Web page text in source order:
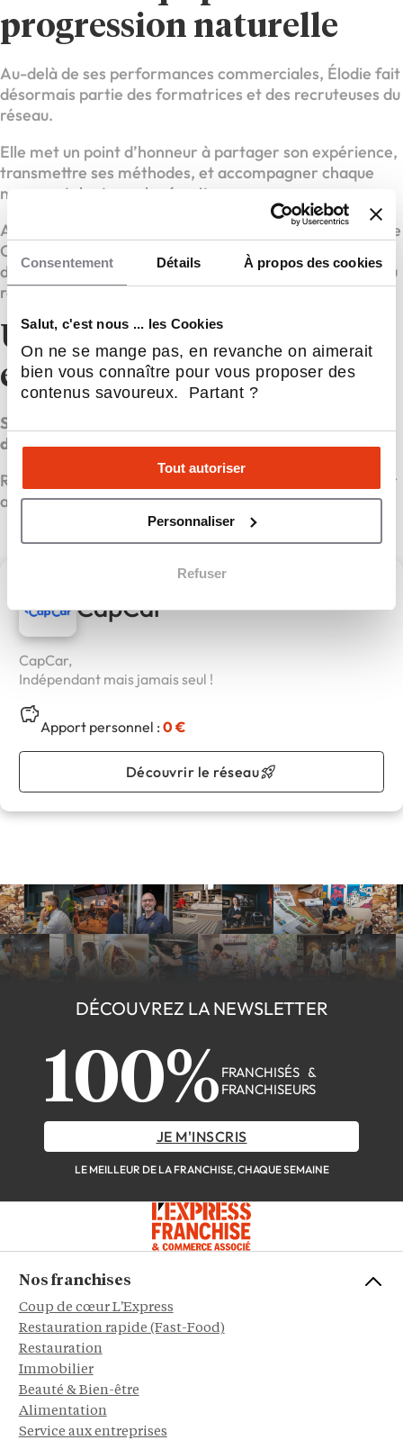
Consentement Détails À propos des cookies
Salut, c'est nous ... les Cookies
On ne se mange pas, en revanche on aimerait
bien vous connaître pour vous proposer des
contenus savoureux. Partant ?
Tout autoriser
Personnaliser
Refuser
progression naturelle
Au-delà de ses performances commerciales, Élodie fait
désormais partie des formatrices et des recruteuses du
réseau.
Elle met un point d’honneur à partager son expérience,
transmettre ses méthodes, et accompagner chaque
nouveau talent vers la réussite.
Aujourd’hui, elle développe activement son équipe sur le
Calvados, avec une vision claire : faire de ce
département l’un des territoires les plus dynamiques du
réseau CapCar.
Un appel aux
entrepreneurs dans l’âme
Si vous aussi vous avez ce tempérament
d’entrepreneur, n’attendez plus.
Rejoignez un réseau en pleine expansion, structuré pour
accompagner votre réussite.
CapCar
CapCar,
Indépendant mais jamais seul !
Apport personnel :0 €
Découvrir le réseau
DÉCOUVREZ LA NEWSLETTER
100% FRANCHISÉS &
FRANCHISEURS
JE M'INSCRIS
LE MEILLEUR DE LA FRANCHISE, CHAQUE SEMAINE
Nos franchises
Coup de cœur L'Express
Restauration rapide (Fast-Food)
Restauration
Immobilier
Beauté & Bien-être
Alimentation
Service aux entreprises